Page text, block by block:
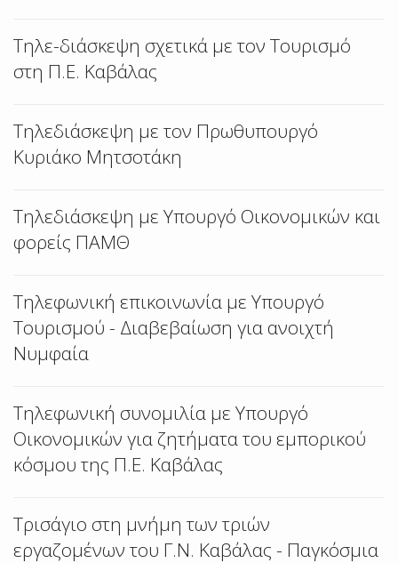
Τηλε-διάσκεψη σχετικά με τον Τουρισμό
στη Π.Ε. Καβάλας
Τηλεδιάσκεψη με τον Πρωθυπουργό
Κυριάκο Μητσοτάκη
Τηλεδιάσκεψη με Υπουργό Οικονομικών και
φορείς ΠΑΜΘ
Τηλεφωνική επικοινωνία με Υπουργό
Τουρισμού - Διαβεβαίωση για ανοιχτή
Νυμφαία
Τηλεφωνική συνομιλία με Υπουργό
Οικονομικών για ζητήματα του εμπορικού
κόσμου της Π.Ε. Καβάλας
Τρισάγιο στη μνήμη των τριών
εργαζομένων του Γ.Ν. Καβάλας - Παγκόσμια